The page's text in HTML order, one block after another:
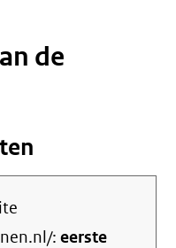
de
:eerste